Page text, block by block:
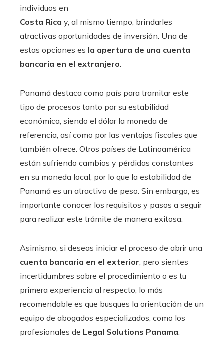
individuos en
Costa Rica y, al mismo tiempo, brindarles
atractivas oportunidades de inversión. Una de
estas opciones es la apertura de una cuenta
bancaria en el extranjero.
Panamá destaca como país para tramitar este
tipo de procesos tanto por su estabilidad
económica, siendo el dólar la moneda de
referencia, así como por las ventajas fiscales que
también ofrece. Otros países de Latinoamérica
están sufriendo cambios y pérdidas constantes
en su moneda local, por lo que la estabilidad de
Panamá es un atractivo de peso. Sin embargo, es
importante conocer los requisitos y pasos a seguir
para realizar este trámite de manera exitosa.
Asimismo, si deseas iniciar el proceso de abrir una
cuenta bancaria en el exterior, pero sientes
incertidumbres sobre el procedimiento o es tu
primera experiencia al respecto, lo más
recomendable es que busques la orientación de un
equipo de abogados especializados, como los
profesionales de Legal Solutions Panama.